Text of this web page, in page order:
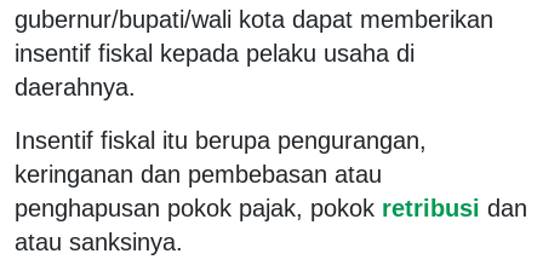
gubernur/bupati/wali kota dapat memberikan
insentif fiskal kepada pelaku usaha di
daerahnya.
Insentif fiskal itu berupa pengurangan,
keringanan dan pembebasan atau
penghapusan pokok pajak, pokok retribusi dan
atau sanksinya.